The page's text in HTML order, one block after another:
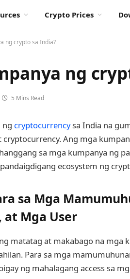
Crypto Prices
ng crypto sa India?
ng
5 Mins Read
ng cryptocurrencysa India na
cryptocurrency. Ang mga
sa mga kumpanya ng
ecosystem ng
sa Mga
Mga User
matatag at makabago na mga
Para sa mga
ng mahalagang access sa